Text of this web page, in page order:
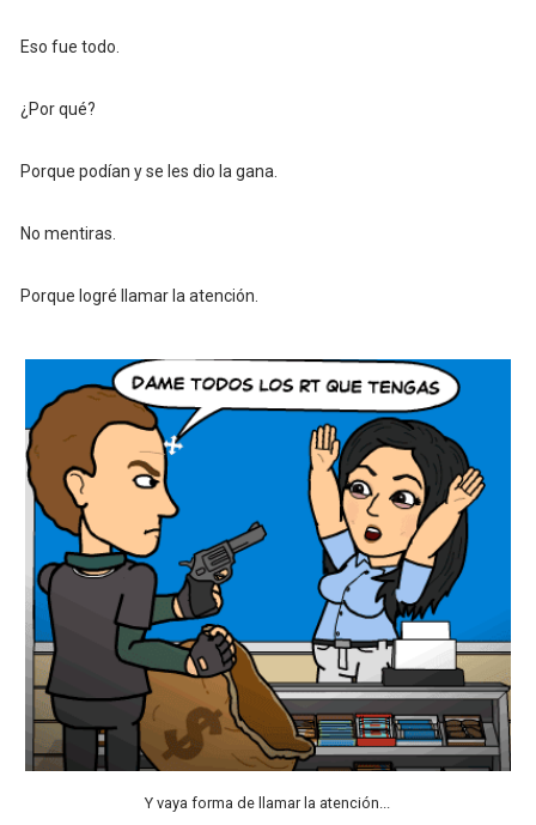
Eso fue todo.
¿Por qué?
Porque podían y se les dio la gana.
No mentiras.
Porque logré llamar la atención.
Y vaya forma de llamar la atención...